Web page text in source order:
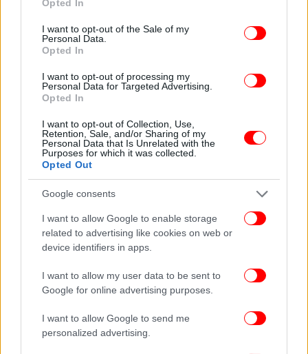
use your data for below specified purposes in below Google
consent section.
Opted In
I want to opt-out of the Sale of my
Personal Data.
Opted In
I want to opt-out of processing my
Personal Data for Targeted Advertising.
Opted In
I want to opt-out of Collection, Use,
Retention, Sale, and/or Sharing of my
Personal Data that Is Unrelated with the
Purposes for which it was collected.
Opted Out
Google consents
I want to allow Google to enable storage
related to advertising like cookies on web or
device identifiers in apps.
I want to allow my user data to be sent to
Google for online advertising purposes.
I want to allow Google to send me
personalized advertising.
Το πρόβλημα είναι ότι θα χαθεί η μπάλα, αν